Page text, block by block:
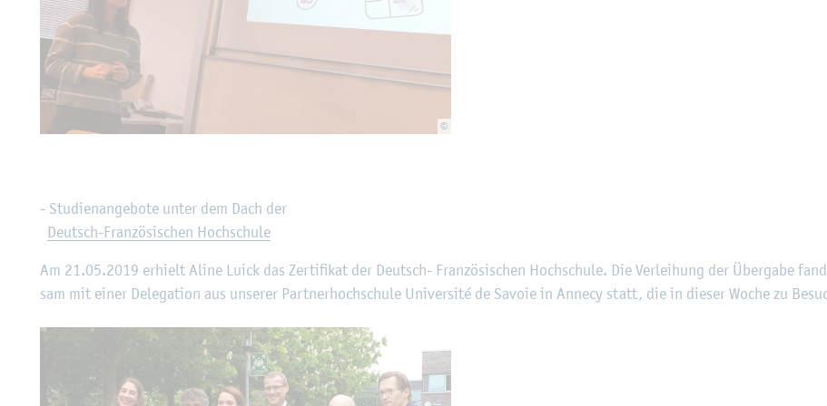
©
- Stu­di­en­an­ge­bo­te unter dem Dach der
Deutsch-Fran­zö­si­schen Hoch­schu­le
Am 21.05.2019 er­hielt Aline Luick das Zer­ti­fi­kat der Deutsch- Fran­zö­si­schen Hoch­schu­le. Die Ver­lei­hung der Über­ga­be
sam mit einer De­le­ga­ti­on aus un­se­rer Part­ner­hoch­schu­le Uni­ver­si­té de Sa­vo­ie in An­ne­cy statt, die in die­ser Woche zu